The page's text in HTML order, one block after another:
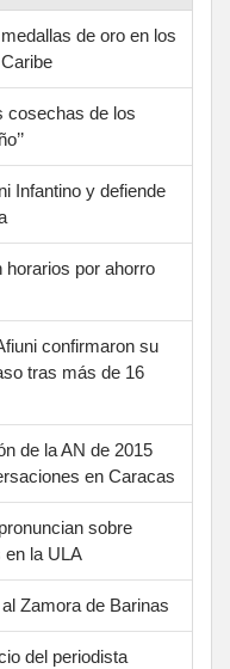
de oro en los
cosechas de los
Infantino y defiende
por ahorro
confirmaron su
tras más de 16
de la AN de 2015
en Caracas
sobre
en la ULA
Zamora de Barinas
del periodista